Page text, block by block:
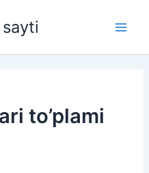
to’plami